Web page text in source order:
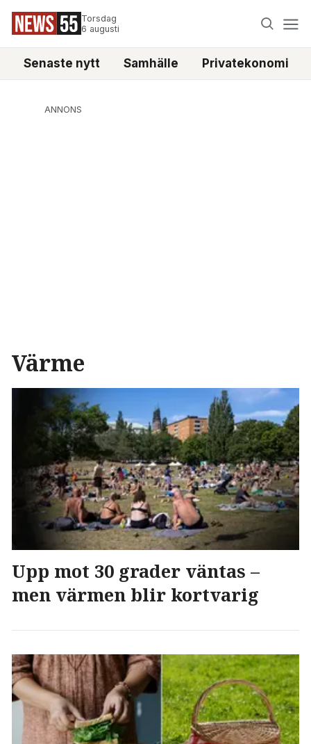
Torsdag
6 augusti
Senaste nytt Samhälle Privatekonomi
ANNONS
Värme
Upp mot 30 grader väntas –
men värmen blir kortvarig